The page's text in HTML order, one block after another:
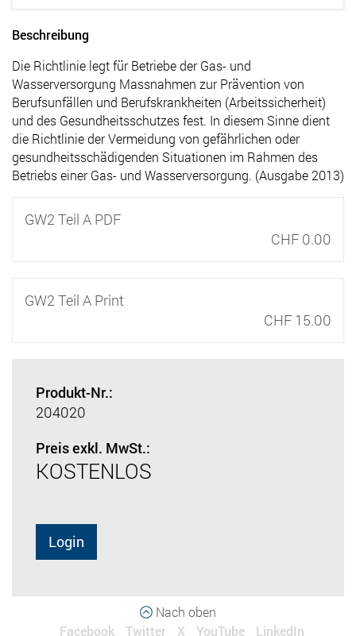
Beschreibung
Die Richtlinie legt für Betriebe der Gas- und
Wasserversorgung Massnahmen zur Prävention von
Berufsunfällen und Berufskrankheiten (Arbeitssicherheit)
und des Gesundheitsschutzes fest. In diesem Sinne dient
die Richtlinie der Vermeidung von gefährlichen oder
gesundheitsschädigenden Situationen im Rahmen des
Betriebs einer Gas- und Wasserversorgung. (Ausgabe 2013)
GW2 Teil A PDF
CHF 0.00
GW2 Teil A Print
CHF 15.00
Produkt-Nr.:
204020
Preis exkl. MwSt.:
KOSTENLOS
Login
Nach oben
Facebook
Twitter X YouTube LinkedIn